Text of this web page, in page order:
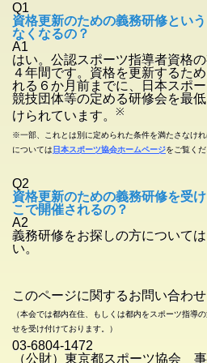
Q1
資格更新のための義務研修とい
なくなるの？
A1
はい。公認スポーツ指導者資格
４年間です。資格を更新するた
れる６か月前までに、日本スポ
競技団体等の定める研修会を最
けられています。 ※
※一部、これとは別に定められた条件を満たさなけ
については 日本スポーツ協会ホームページをご覧くだ
Q2
資格更新のための義務研修を受
こで開催されるの？
A2
義務研修をお探しの方については
い。
このページに関するお問い合わせ
（本会では都内在住、もしくは都内をスポーツ指導
せを受け付けております。）
03-6804-1472
（公財）東京都スポーツ協会